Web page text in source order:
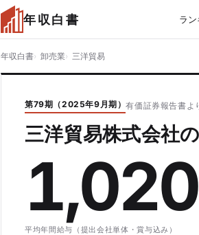
年収白書 ラ
年収白書 卸売業 三洋貿易
第79期（2025年9月期）有価証券報告書よ
三洋貿易株式会社
1,020
平均年間給与（提出会社単体・賞与込み）